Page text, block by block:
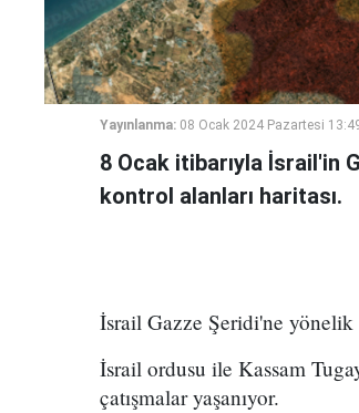
Yayınlanma: 08 Ocak 2024 Pazartesi
8 Ocak itibarıyla İsrail'in
kontrol alanları haritası.
İsrail Gazze Şeridi'ne yönelik
İsrail ordusu ile Kassam
çatışmalar yaşanıyor.